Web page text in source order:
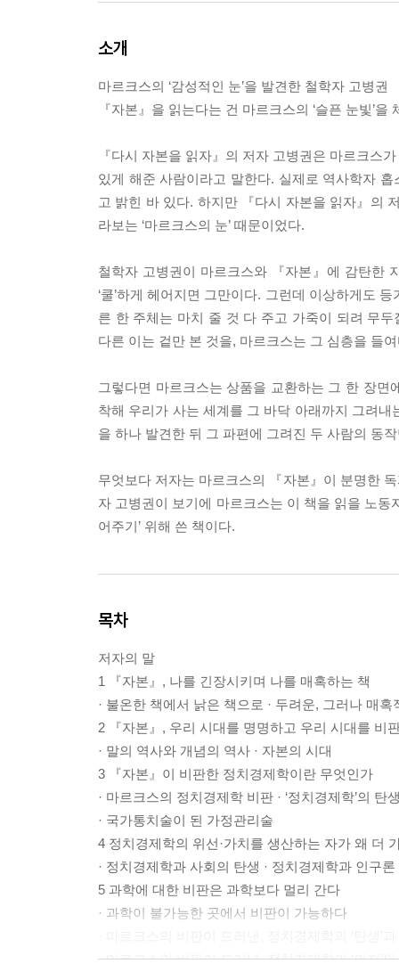
소개
마르크스의 ‘감성적인 눈’을 발견한 철학자 고병권
『자본』을 읽는다는 건 마르크스의 ‘슬픈 눈빛’을
『다시 자본을 읽자』의 저자 고병권은 마르크스
있게 해준 사람이라고 말한다. 실제로 역사학자
고 밝힌 바 있다. 하지만 『다시 자본을 읽자』의
라보는 ‘마르크스의 눈’ 때문이었다.
철학자 고병권이 마르크스와 『자본』에 감탄한
‘쿨’하게 헤어지면 그만이다. 그런데 이상하게도
른 한 주체는 마치 줄 것 다 주고 가죽이 되려 무두
다른 이는 겉만 본 것을, 마르크스는 그 심층을 들
그렇다면 마르크스는 상품을 교환하는 그 한 장
착해 우리가 사는 세계를 그 바닥 아래까지 그려
을 하나 발견한 뒤 그 파편에 그려진 두 사람의 동
무엇보다 저자는 마르크스의 『자본』이 분명한
자 고병권이 보기에 마르크스는 이 책을 읽을 노동
어주기’ 위해 쓴 책이다.
목차
저자의 말
1 『자본』, 나를 긴장시키며 나를 매혹하는 책
· 불온한 책에서 낡은 책으로 · 두려운, 그러나 매혹
2 『자본』, 우리 시대를 명명하고 우리 시대를 비
· 말의 역사와 개념의 역사 · 자본의 시대
3 『자본』이 비판한 정치경제학이란 무엇인가
· 마르크스의 정치경제학 비판 · ‘정치경제학’의 탄
· 국가통치술이 된 가정관리술
4 정치경제학의 위선·가치를 생산하는 자가 왜 더
· 정치경제학과 사회의 탄생 · 정치경제학과 인구
5 과학에 대한 비판은 과학보다 멀리 간다
· 과학이 불가능한 곳에서 비판이 가능하다
· 마르크스의 비판이 드러낸, 정치경제학의 ‘의지’와